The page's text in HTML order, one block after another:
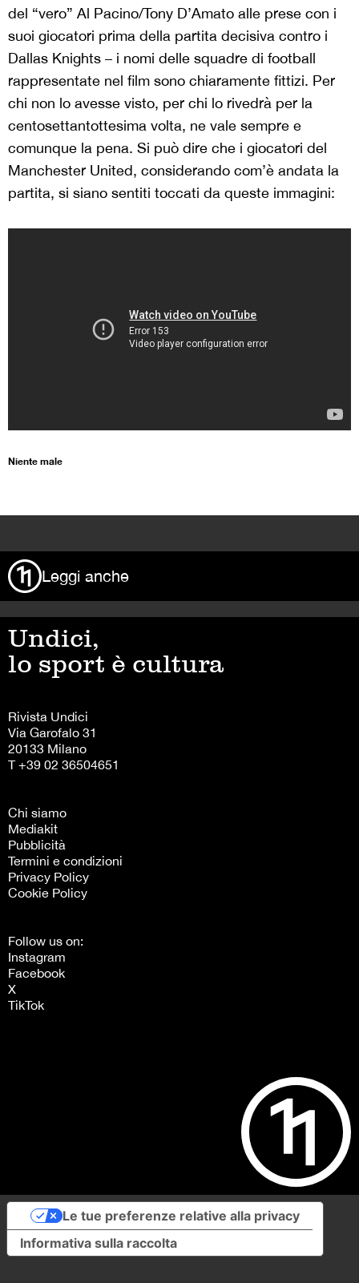
del “vero” Al Pacino/Tony D’Amato alle prese con i
suoi giocatori prima della partita decisiva contro i
Dallas Knights – i nomi delle squadre di football
rappresentate nel film sono chiaramente fittizi. Per
chi non lo avesse visto, per chi lo rivedrà per la
centosettantottesima volta, ne vale sempre e
comunque la pena. Si può dire che i giocatori del
Manchester United, considerando com’è andata la
partita, si siano sentiti toccati da queste immagini:
Niente male
Leggi anche
Undici,
lo sport è cultura
Rivista Undici
Via Garofalo 31
20133 Milano
T +39 02 36504651
Chi siamo
Mediakit
Pubblicità
Termini e condizioni
Privacy Policy
Cookie Policy
Follow us on:
Instagram
Facebook
X
TikTok
Informativa sulla raccolta
Le tue preferenze relative alla privacy